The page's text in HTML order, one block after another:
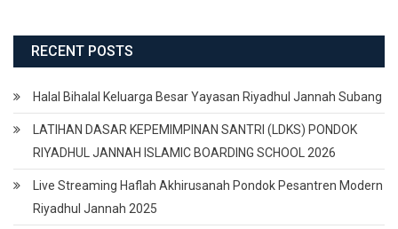
RECENT POSTS
Halal Bihalal Keluarga Besar Yayasan Riyadhul Jannah Subang
LATIHAN DASAR KEPEMIMPINAN SANTRI (LDKS) PONDOK
RIYADHUL JANNAH ISLAMIC BOARDING SCHOOL 2026
Live Streaming Haflah Akhirusanah Pondok Pesantren Modern
Riyadhul Jannah 2025